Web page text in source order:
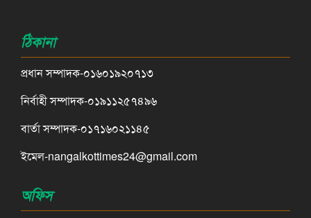
ঠিকানা
প্রধান সম্পাদক-০১৬০১৯২০৭১৩
নির্বাহী সম্পাদক-০১৯১১২৫৭৪৯৬
বার্তা সম্পাদক-০১৭১৬০২১১৪৫
ইমেল-nangalkottimes24@gmail.com
অফিস